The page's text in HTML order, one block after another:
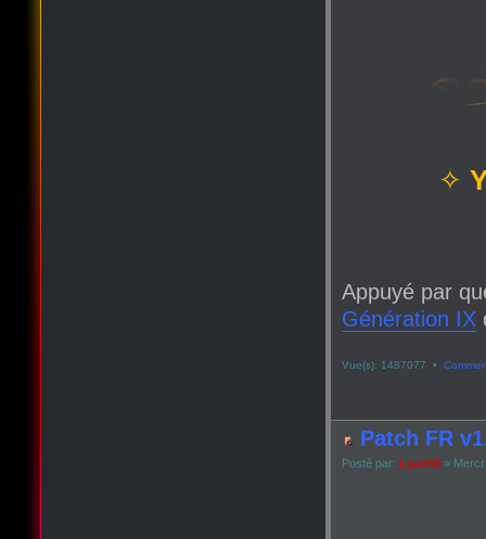
✧
Appuyé par
Génération IX
Vue(s): 1487077 •
Patch FR
Posté par: Lyan53 »